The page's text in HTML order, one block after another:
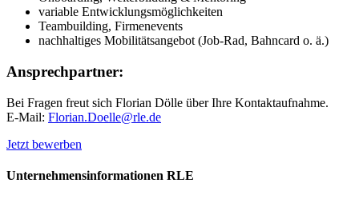
variable Entwicklungsmöglichkeiten
Teambuilding, Firmenevents
nachhaltiges Mobilitätsangebot (Job-Rad, Bahncard o. ä.)
Ansprechpartner:
Bei Fragen freut sich Florian Dölle über Ihre Kontaktaufnahme.
E-Mail: Florian.Doelle@rle.de
Jetzt bewerben
Unternehmensinformationen RLE